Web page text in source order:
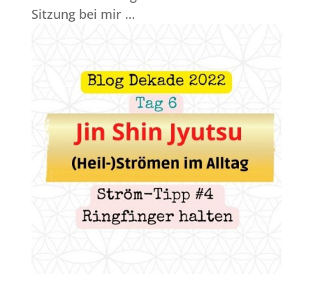
Sitzung bei mir …